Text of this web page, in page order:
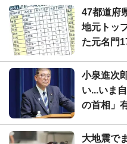
47都道府
地元トッ
た元名門
小泉進次
い...いま
の首相」
大地震で